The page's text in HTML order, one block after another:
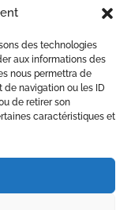
des technologies
aux informations des
nous permettra de
navigation ou les ID
de retirer son
caractéristiques et